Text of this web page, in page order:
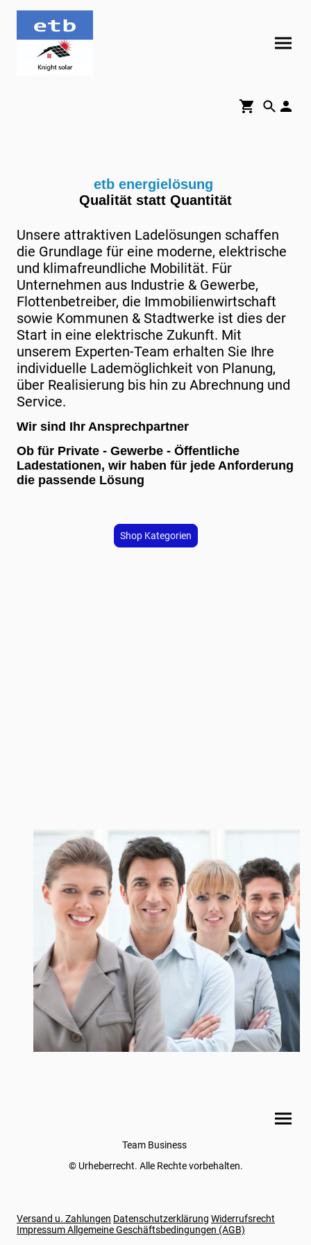
etb energielösung
Qualität statt Quantität
Unsere attraktiven Ladelösungen schaffen
die Grundlage für eine moderne, elektrische
und klimafreundliche Mobilität. Für
Unternehmen aus Industrie & Gewerbe,
Flottenbetreiber, die Immobilien­wirtschaft
sowie Kommunen & Stadtwerke ist dies der
Start in eine elektrische Zukunft. Mit
unserem Experten-Team erhalten Sie Ihre
individuelle Lademöglichkeit von Planung,
über Realisierung bis hin zu Abrechnung und
Service.
Wir sind Ihr Ansprechpartner
Ob für Private - Gewerbe - Öffentliche
Ladestationen, wir haben für jede Anforderung
die passende Lösung
Shop Kategorien
Team Business
© Urheberrecht. Alle Rechte vorbehalten.
Versand u. Zahlungen Datenschutzerklärung Widerrufsrecht
ImpressumAllgemeine Geschäftsbedingungen (AGB)